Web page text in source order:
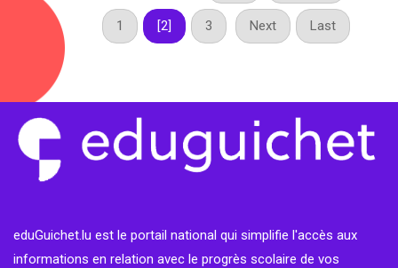
1 [2] 3 Next Last
eduGuichet.lu est le portail national qui simplifie l'accès aux
informations en relation avec le progrès scolaire de vos